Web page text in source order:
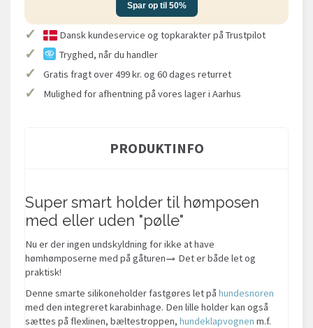
Spar op til 50%
✓ Dansk kundeservice og topkarakter på Trustpilot
✓ Tryghed, når du handler
✓ Gratis fragt over 499 kr. og 60 dages returret
✓ Mulighed for afhentning på vores lager i Aarhus
PRODUKTINFO
Super smart holder til hømposen
med eller uden "pølle"
Nu er der ingen undskyldning for ikke at have
hømhømposerne med på gåturen→ Det er både let og
praktisk!
Denne smarte silikoneholder fastgøres let på hundesnoren
med den integreret karabinhage. Den lille holder kan også
sættes på flexlinen, bæltestroppen, hundeklapvognen m.f.